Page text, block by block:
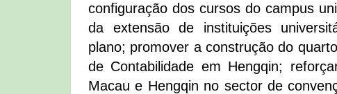
configuração dos cursos do campus
da extensão de instituições
plano; promover a construção do
de Contabilidade em Hengqin;
Macau e Hengqin no sector de